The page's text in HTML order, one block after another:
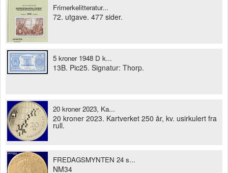
Frimerkelitteratur...
72. utgave. 477 sider.
5 kroner 1948 D k...
13B. Pic25. Signatur: Thorp.
20 kroner 2023, Ka...
20 kroner 2023. Kartverket 250 år, kv. usirkulert fra
rull.
FREDAGSMYNTEN 24 s...
NM34